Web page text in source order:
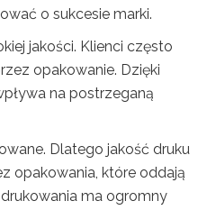
o sukcesie marki.
jakości. Klienci często
opakowanie. Dzięki
na postrzeganą
Dlatego jakość druku
opakowania, które oddają
ma ogromny